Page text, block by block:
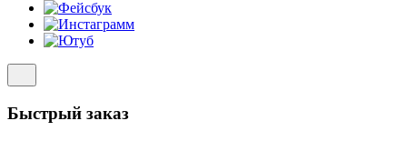
Быстрый заказ